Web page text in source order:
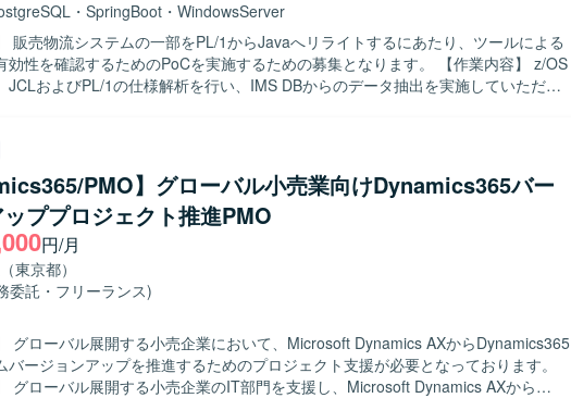
：AWS, BigQuery, GitHub AI環境：Gemini, Cursor ツール：Slack, Notion,
を利用しております。
・ SpringBoot ・ WindowsServer
販売物流システムの一部をPL/1からJavaへリライトするにあたり、ツールによる
を確認するためのPoCを実施するための募集となります。 【作業内容】 z/OS
JCLおよびPL/1の仕様解析を行い、IMS DBからのデータ抽出を実施していただき
ト結果に基づいたドキュメント作成を実施していただきます。 【求める人物
系およびJavaのいずれか、もしくは両方に強みを持ち、ツールによるリライト結果
点から評価できる方を求めています。主体的に課題を抽出し、周囲とコミュニケ
ながら改善提案や検証を進めていただける方が望ましいです。 【ポジションの
ー環境からJavaへのマイグレーションPoCに参画することで、ホスト系資産のモ
ョンに関する知見を深めることができます。z/OSやPL/1といったレガシー技術
Batchなどのモダンな技術の両方に触れながら、リライトツールの評価やソー
認といった上流寄りの検証業務に携わることができます。 【開発環境】 IBM
環境上で動作する既存販売物流システムと、Windows環境上のJava実行環境を利
。Java側ではSpring BatchおよびMyBatisを用い、データベースにはPostgreSQL
ます。DaaSによりクラウド上のデスクトップ環境へアクセスし作業を行っていた
PMO】グローバル小売業向けDynamics365バー
ププロジェクト推進PMO
円/月
東京都）
委託・フリーランス)
グローバル展開する小売企業において、Microsoft Dynamics AXからDynamics365
バージョンアップを推進するためのプロジェクト支援が必要となっております。
グローバル展開する小売企業のIT部門を支援し、Microsoft Dynamics AXから